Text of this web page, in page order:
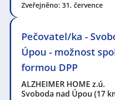
Zveřejněno: 31. července
Pečovatel/ka -
Úpou - možnost
formou DPP
ALZHEIMER HOME z.ú.
Svoboda nad Úpou (17